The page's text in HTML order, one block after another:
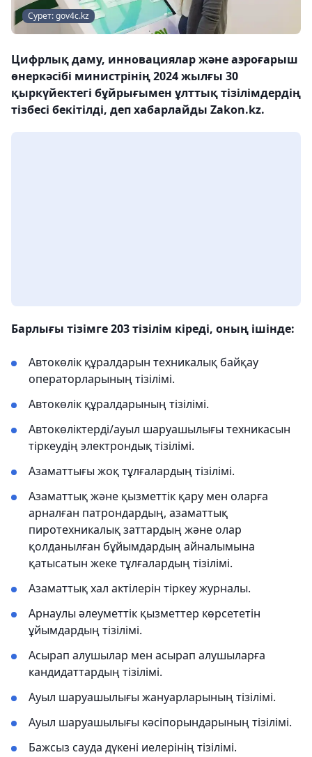
Сурет: gov4c.kz
Цифрлық даму, инновациялар және аэроғарыш
өнеркәсібі министрінің 2024 жылғы 30
қыркүйектегі бұйрығымен ұлттық тізілімдердің
тізбесі бекітілді, деп хабарлайды Zakon.kz.
Барлығы тізімге 203 тізілім кіреді, оның ішінде:
Автокөлік құралдарын техникалық байқау
операторларының тізілімі.
Автокөлік құралдарының тізілімі.
Автокөліктерді/ауыл шаруашылығы техникасын
тіркеудің электрондық тізілімі.
Азаматтығы жоқ тұлғалардың тізілімі.
Азаматтық және қызметтік қару мен оларға
арналған патрондардың, азаматтық
пиротехникалық заттардың және олар
қолданылған бұйымдардың айналымына
қатысатын жеке тұлғалардың тізілімі.
Азаматтық хал актілерін тіркеу журналы.
Арнаулы әлеуметтік қызметтер көрсететін
ұйымдардың тізілімі.
Асырап алушылар мен асырап алушыларға
кандидаттардың тізілімі.
Ауыл шаруашылығы жануарларының тізілімі.
Ауыл шаруашылығы кәсіпорындарының тізілімі.
Бажсыз сауда дүкені иелерінің тізілімі.